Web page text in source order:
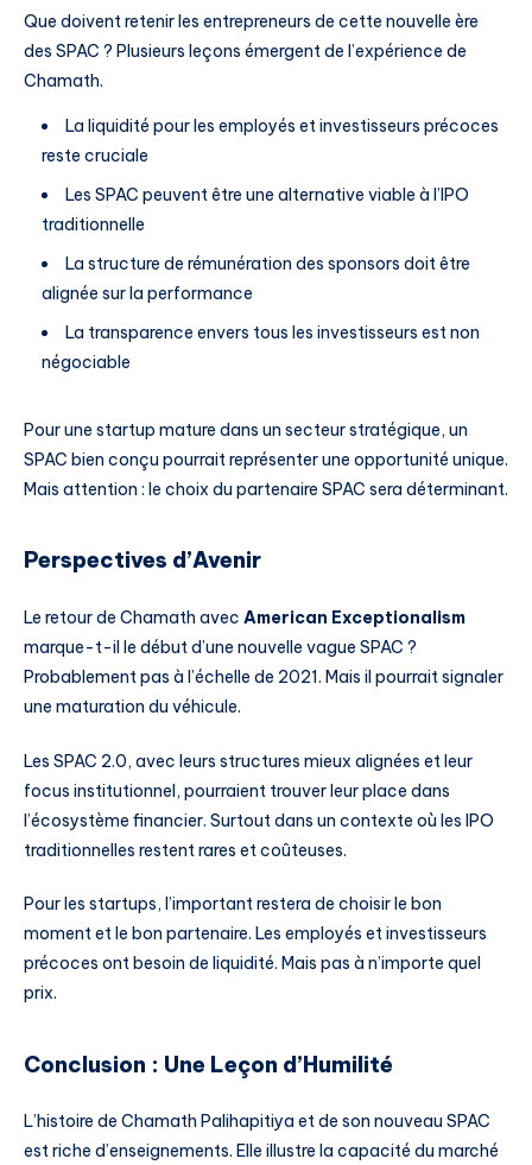
Que doivent retenir les entrepreneurs de cette nouvelle ère
des SPAC ? Plusieurs leçons émergent de l’expérience de
Chamath.
La liquidité pour les employés et investisseurs précoces
reste cruciale
Les SPAC peuvent être une alternative viable à l’IPO
traditionnelle
La structure de rémunération des sponsors doit être
alignée sur la performance
La transparence envers tous les investisseurs est non
négociable
Pour une startup mature dans un secteur stratégique, un
SPAC bien conçu pourrait représenter une opportunité unique.
Mais attention : le choix du partenaire SPAC sera déterminant.
Perspectives d’Avenir
Le retour de Chamath avec American Exceptionalism
marque-t-il le début d’une nouvelle vague SPAC ?
Probablement pas à l’échelle de 2021. Mais il pourrait signaler
une maturation du véhicule.
Les SPAC 2.0, avec leurs structures mieux alignées et leur
focus institutionnel, pourraient trouver leur place dans
l’écosystème financier. Surtout dans un contexte où les IPO
traditionnelles restent rares et coûteuses.
Pour les startups, l’important restera de choisir le bon
moment et le bon partenaire. Les employés et investisseurs
précoces ont besoin de liquidité. Mais pas à n’importe quel
prix.
Conclusion : Une Leçon d’Humilité
L’histoire de Chamath Palihapitiya et de son nouveau SPAC
est riche d’enseignements. Elle illustre la capacité du marché